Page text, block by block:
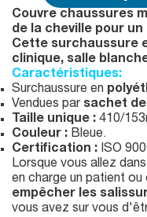
Couvre chaussures
de la cheville pour
Cette surchaussure
clinique, salle
Caractéristiques:
Surchaussure en
Vendues par sachet de
Taille unique : 410/
Couleur : Bleue.
Certification : ISO
Lorsque vous allez
en charge un patient ou
empêcher les
vous avez sur vous